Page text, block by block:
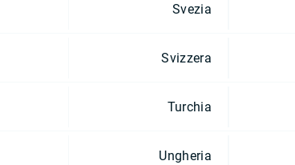
Svezia
Svizzera
Turchia
Ungheria